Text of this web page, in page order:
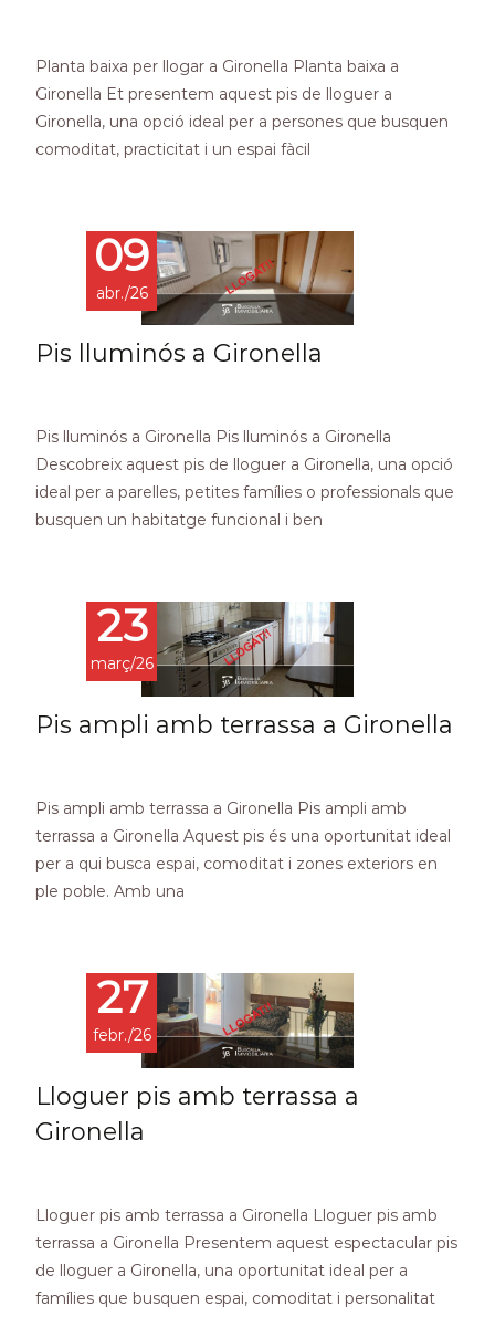
Planta baixa per llogar a Gironella Planta baixa a
Gironella Et presentem aquest pis de lloguer a
Gironella, una opció ideal per a persones que busquen
comoditat, practicitat i un espai fàcil
09
abr./26
Pis lluminós a Gironella
Pis lluminós a Gironella Pis lluminós a Gironella
Descobreix aquest pis de lloguer a Gironella, una opció
ideal per a parelles, petites famílies o professionals que
busquen un habitatge funcional i ben
23
març/26
Pis ampli amb terrassa a Gironella
Pis ampli amb terrassa a Gironella Pis ampli amb
terrassa a Gironella Aquest pis és una oportunitat ideal
per a qui busca espai, comoditat i zones exteriors en
ple poble. Amb una
27
febr./26
Lloguer pis amb terrassa a
Gironella
Lloguer pis amb terrassa a Gironella Lloguer pis amb
terrassa a Gironella Presentem aquest espectacular pis
de lloguer a Gironella, una oportunitat ideal per a
famílies que busquen espai, comoditat i personalitat